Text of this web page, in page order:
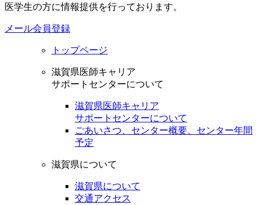
医学生の方に情報提供を行っております。
メール会員登録
トップページ
滋賀県医師キャリア
サポートセンターについて
滋賀県医師キャリア
サポートセンターについて
ごあいさつ、センター概要、センター年間
予定
滋賀県について
滋賀県について
交通アクセス